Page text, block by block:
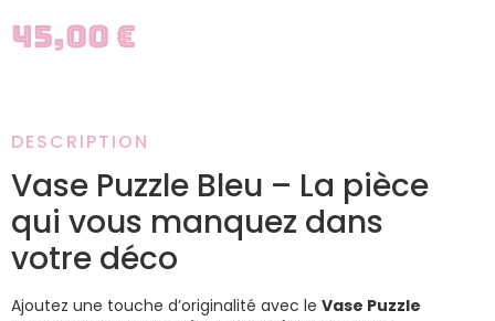
45,00 €
DESCRIPTION
Vase Puzzle Bleu – La pièce
qui vous manquez dans
votre déco
Ajoutez une touche d’originalité avec le Vase Puzzle